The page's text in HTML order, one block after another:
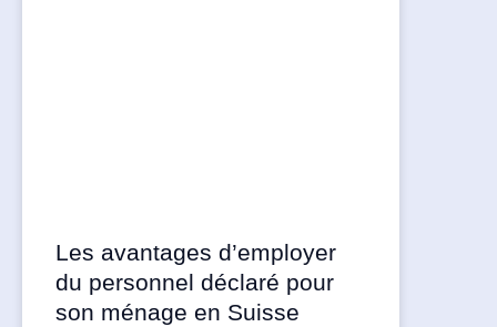
Les avantages d’employer
du personnel déclaré pour
son ménage en Suisse